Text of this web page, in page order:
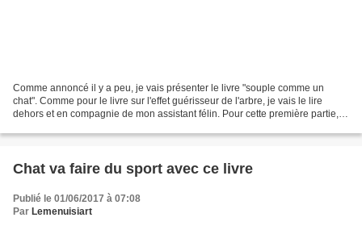
Comme annoncé il y a peu, je vais présenter le livre "souple comme un
chat". Comme pour le livre sur l'effet guérisseur de l'arbre, je vais le lire
dehors et en compagnie de mon assistant félin. Pour cette première partie,
Chat va faire du sport avec ce livre
Publié le 01/06/2017 à 07:08
Par Lemenuisiart